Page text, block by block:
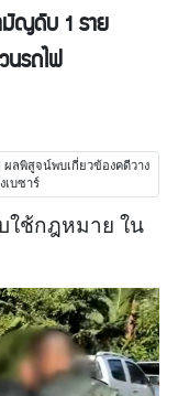
มัญดับ 1 ราย
นรถไฟ
ช้กฎหมาย ใน